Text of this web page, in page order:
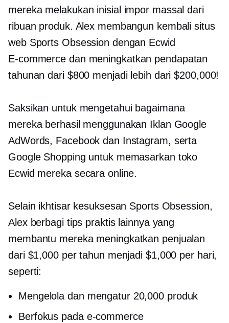
mereka melakukan inisial impor massal dari
ribuan produk. Alex membangun kembali situs
web Sports Obsession dengan Ecwid
E-commerce dan meningkatkan pendapatan
tahunan dari $800 menjadi lebih dari $200,000!
Saksikan untuk mengetahui bagaimana
mereka berhasil menggunakan Iklan Google
AdWords, Facebook dan Instagram, serta
Google Shopping untuk memasarkan toko
Ecwid mereka secara online.
Selain ikhtisar kesuksesan Sports Obsession,
Alex berbagi tips praktis lainnya yang
membantu mereka meningkatkan penjualan
dari $1,000 per tahun menjadi $1,000 per hari,
seperti:
Mengelola dan mengatur 20,000 produk
Berfokus pada e-commerce